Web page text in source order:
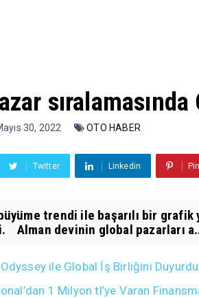
30, 2022 OTO HABER
Twitter Linkedin
trendi ile başarılı bir grafik
Alman devinin global pazarları
ile Global İş Birliğini
1 Milyon tl’ye Varan